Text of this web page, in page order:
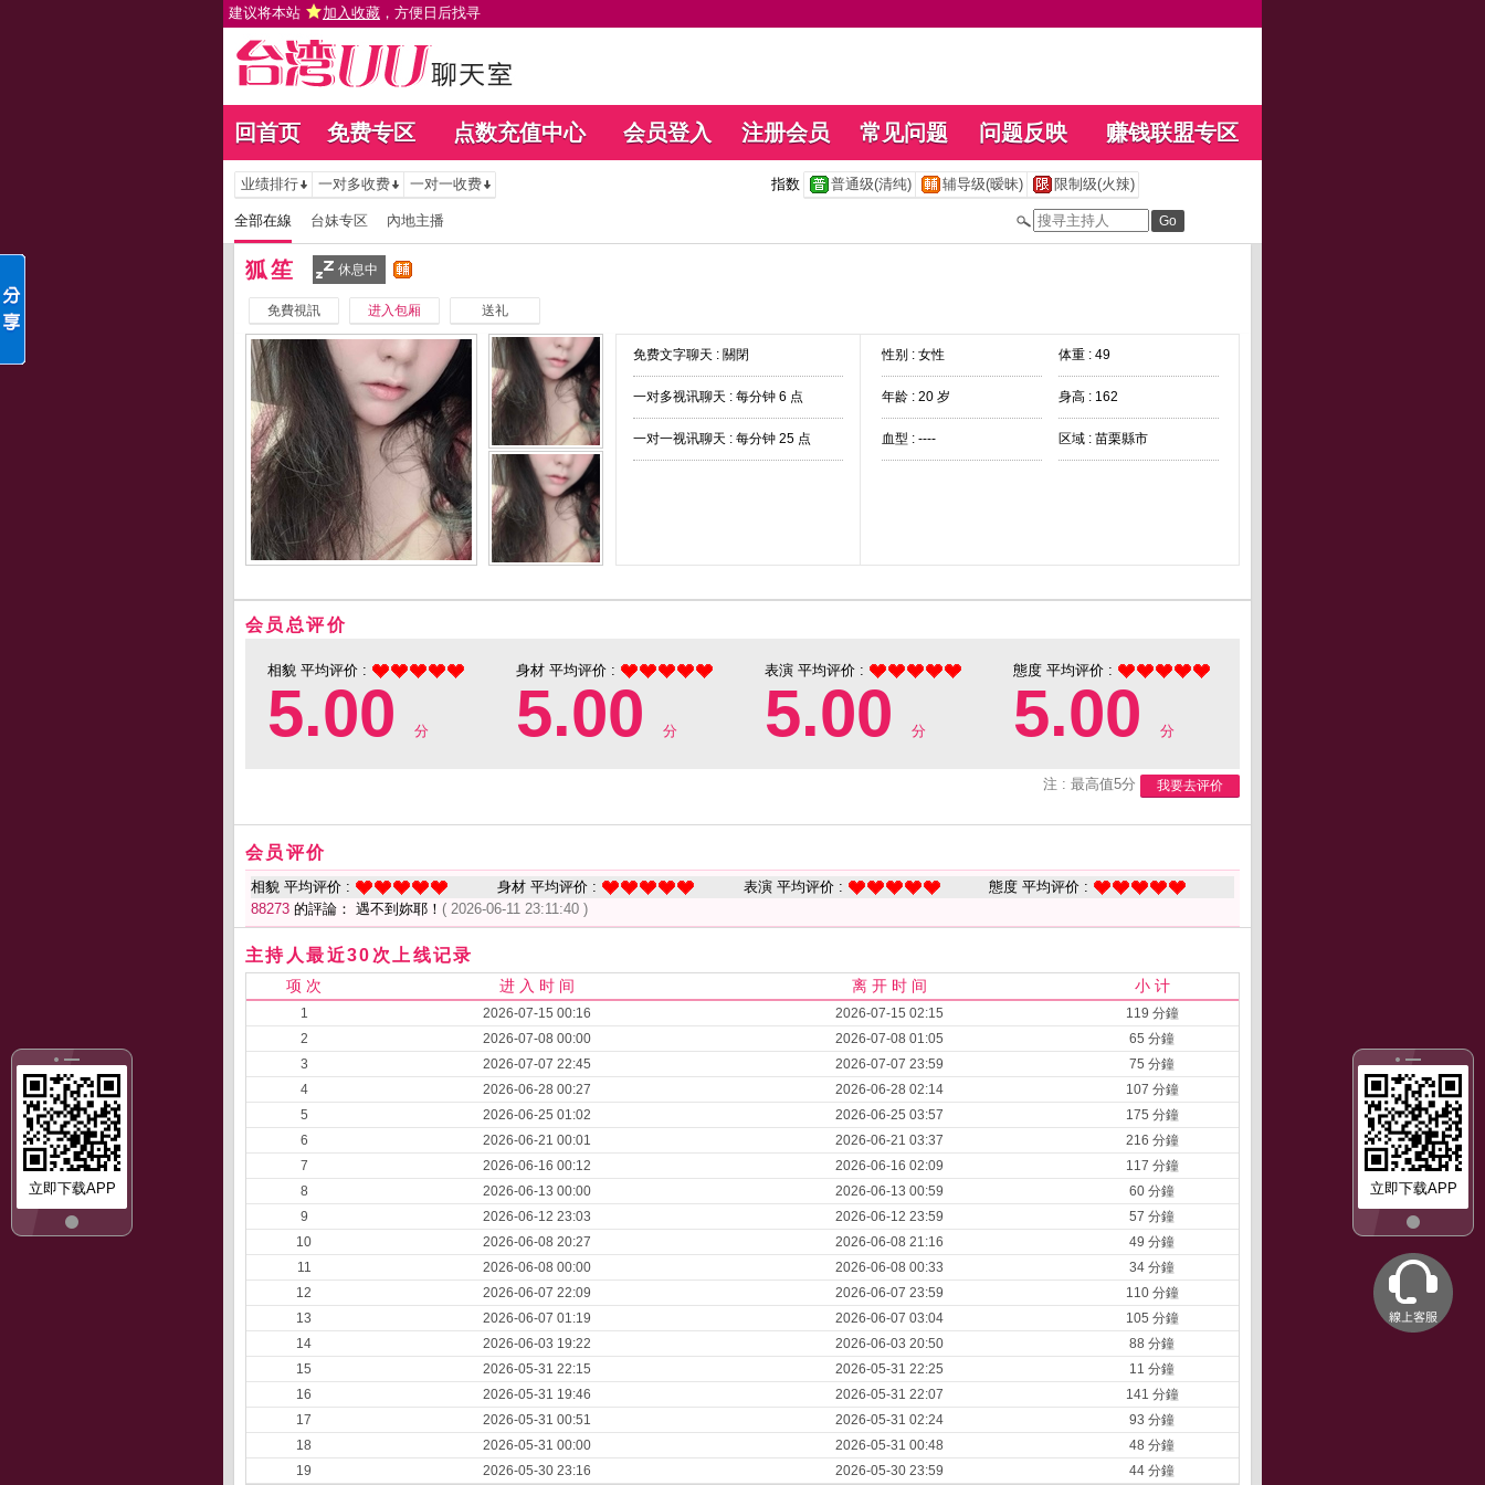
建议将本站 加入收藏 ，方便日后找寻
回首页 免费专区 点数充值中心 会员登入 注册会员 常见问题 问题反映 赚钱联盟专区
立即下载APP
立即下载APP
业绩排行 一对多收费 一对一收费 指数 普通级(清纯) 辅导级(暧昧) 限制级(火辣)
全部在線 台妹专区 內地主播
狐笙 休息中
免費視訊 进入包厢 送礼
免费文字聊天 : 關閉
一对多视讯聊天 : 每分钟 6 点
一对一视讯聊天 : 每分钟 25 点
性别 : 女性 体重 : 49
年龄 : 20 岁 身高 : 162
血型 : ---- 区域 : 苗栗縣市
会员总评价
相貌 平均评价 :
5.00 分
身材 平均评价 :
5.00 分
表演 平均评价 :
5.00 分
態度 平均评价 :
5.00 分
注 : 最高值5分 我要去评价
会员评价
相貌 平均评价 : 身材 平均评价 : 表演 平均评价 :
態度 平均评价 :
88273 的評論： 遇不到妳耶！ ( 2026-06-11 23:11:40 )
主持人最近30次上线记录
项 次 进 入 时 间 离 开 时 间 小 计
1 2026-07-15 00:16 2026-07-15 02:15
119 分鐘
2
2026-07-08 00:00 2026-07-08 01:05
65 分鐘
3
2026-07-07 22:45 2026-07-07 23:59
75 分鐘
4
2026-06-28 00:27 2026-06-28 02:14
107 分鐘
5
2026-06-25 01:02 2026-06-25 03:57
175 分鐘
6
2026-06-21 00:01 2026-06-21 03:37
216 分鐘
7
2026-06-16 00:12 2026-06-16 02:09
117 分鐘
8
2026-06-13 00:00 2026-06-13 00:59
60 分鐘
9
2026-06-12 23:03 2026-06-12 23:59
57 分鐘
10
2026-06-08 20:27 2026-06-08 21:16
49 分鐘
11
2026-06-08 00:00 2026-06-08 00:33
34 分鐘
12
2026-06-07 22:09 2026-06-07 23:59
110 分鐘
13
2026-06-07 01:19 2026-06-07 03:04
105 分鐘
14
2026-06-03 19:22 2026-06-03 20:50
88 分鐘
15
2026-05-31 22:15 2026-05-31 22:25
11 分鐘
16
2026-05-31 19:46 2026-05-31 22:07
141 分鐘
17
2026-05-31 00:51 2026-05-31 02:24
93 分鐘
18
2026-05-31 00:00 2026-05-31 00:48
48 分鐘
19
2026-05-30 23:16 2026-05-30 23:59 44 分鐘